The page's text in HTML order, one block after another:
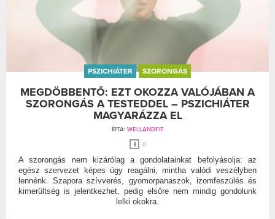
PSZICHIÁTER SZORONGÁS
MEGDÖBBENTŐ: EZT OKOZZA VALÓJÁBAN A
SZORONGÁS A TESTEDDEL – PSZICHIÁTER
MAGYARÁZZA EL
ÍRTA: WELLANDFIT
0
A szorongás nem kizárólag a gondolatainkat befolyásolja: az
egész szervezet képes úgy reagálni, mintha valódi veszélyben
lennénk. Szapora szívverés, gyomorpanaszok, izomfeszülés és
kimerültség is jelentkezhet, pedig elsőre nem mindig gondolunk
lelki okokra.